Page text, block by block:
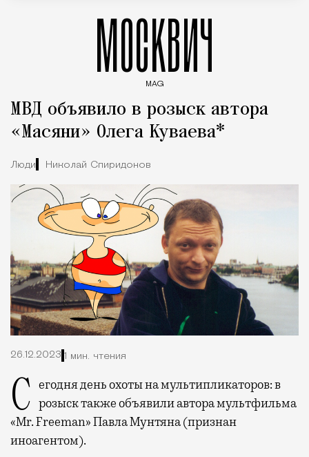
МОСКВИЧ
MAG
МВД объявило в розыск автора
«Масяни» Олега Куваева*
Люди Николай Спиридонов
26.12.2023 1 мин. чтения
Сегодня день охоты на мультипликаторов: в розыск также объявили автора мультфильма
«Mr. Freeman» Павла Мунтяна (признан
иноагентом).